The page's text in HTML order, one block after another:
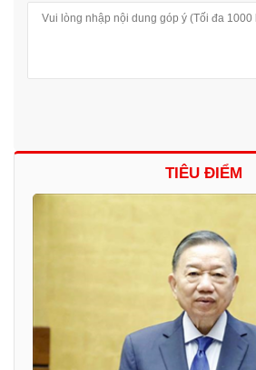
TIÊU ĐIỂM